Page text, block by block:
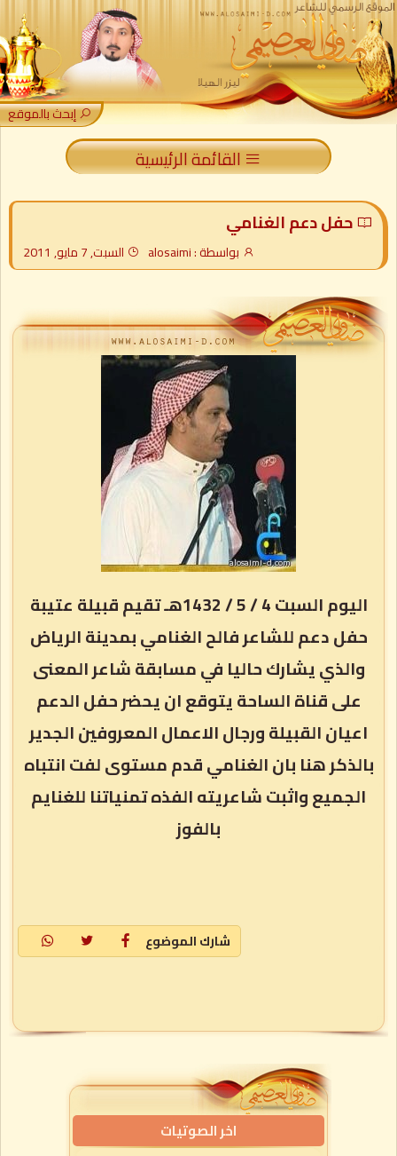
إبحث بالموقع
القائمة الرئيسية
حفل دعم الغنامي
بواسطة : alosaimi السبت, 7 مايو, 2011
اليوم السبت 4 / 5 / 1432هـ تقيم قبيلة عتيبة
حفل دعم للشاعر فالح الغنامي بمدينة الرياض
والذي يشارك حاليا في مسابقة شاعر المعنى
على قناة الساحة يتوقع ان يحضر حفل الدعم
اعيان القبيلة ورجال الاعمال المعروفين الجدير
بالذكر هنا بان الغنامي قدم مستوى لفت انتباه
الجميع واثبت شاعريته الفذه تمنياتنا للغنايم
بالفوز
شارك الموضوع
اخر الصوتيات